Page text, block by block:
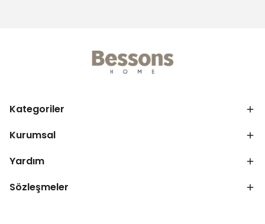
Kategoriler
Kurumsal
Yardım
Sözleşmeler